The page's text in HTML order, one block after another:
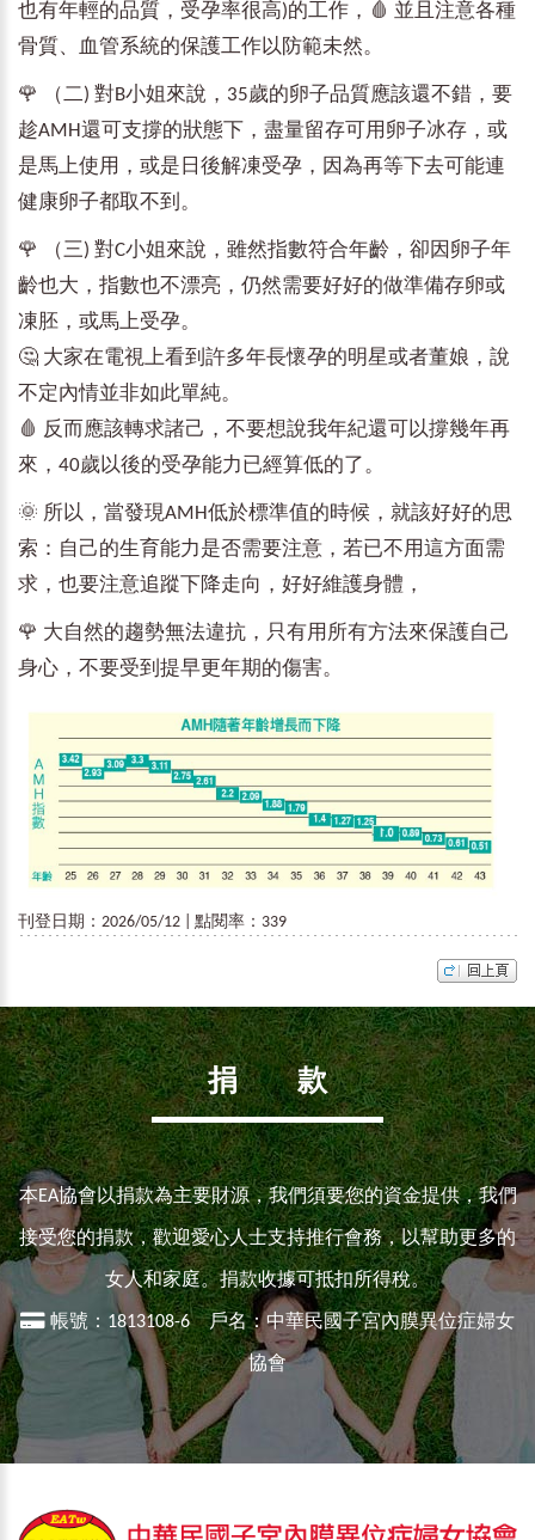
也有年輕的品質，受孕率很高)的工作，🩸 並且注意各種
骨質、血管系統的保護工作以防範未然。
🌹 （二) 對B小姐來說，35歲的卵子品質應該還不錯，要
趁AMH還可支撐的狀態下，盡量留存可用卵子冰存，或
是馬上使用，或是日後解凍受孕，因為再等下去可能連
健康卵子都取不到。
🌹 （三) 對C小姐來說，雖然指數符合年齡，卻因卵子年
齡也大，指數也不漂亮，仍然需要好好的做準備存卵或
凍胚，或馬上受孕。
🤔 大家在電視上看到許多年長懷孕的明星或者董娘，說
不定內情並非如此單純。
🩸 反而應該轉求諸己，不要想說我年紀還可以撐幾年再
來，40歲以後的受孕能力已經算低的了。
🌞 所以，當發現AMH低於標準值的時候，就該好好的思
索：自己的生育能力是否需要注意，若已不用這方面需
求，也要注意追蹤下降走向，好好維護身體，
🌹 大自然的趨勢無法違抗，只有用所有方法來保護自己
身心，不要受到提早更年期的傷害。
刊登日期：2026/05/12 | 點閱率：339
捐 款
本EA協會以捐款為主要財源，我們須要您的資金提供，我們
接受您的捐款，歡迎愛心人士支持推行會務，以幫助更多的
女人和家庭。捐款收據可抵扣所得稅。
帳號：1813108-6 戶名：中華民國子宮內膜異位症婦女
協會